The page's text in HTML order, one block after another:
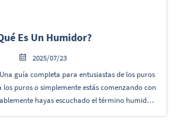
Es Un Humidor?
2025/07/23
guía completa para entusiastas de los puros
los puros o simplemente estás comenzando con
hayas escuchado el término humidor.